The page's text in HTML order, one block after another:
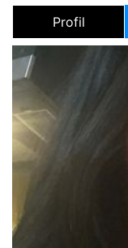
Profil